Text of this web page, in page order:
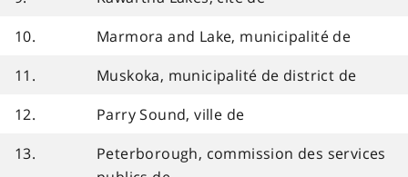
10.
Marmora and Lake, municipalité de
11.
Muskoka, municipalité de district de
12.
Parry Sound, ville de
13.
Peterborough, commission des services